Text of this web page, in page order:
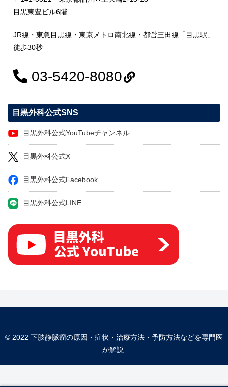
目黒東豊ビル6階
JR線・東急目黒線・東京メトロ南北線・都営三田線「目黒駅」
徒歩30秒
03-5420-8080
目黒外科公式SNS
目黒外科公式YouTubeチャンネル
目黒外科公式X
目黒外科公式Facebook
目黒外科公式LINE
© 2022 下肢静脈瘤の原因・症状・治療方法・予防方法などを専門医
が解説.